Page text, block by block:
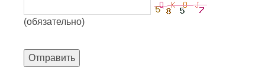
(обязательно)
Отправить